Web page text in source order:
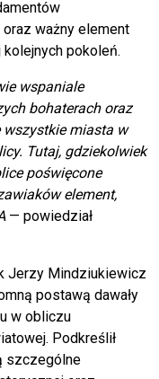
ważny element
pokoleń.
wspaniale
bohaterach oraz
wszystkie miasta w
Tutaj, gdziekolwiek
poświęcone
element,
— powiedział
Jerzy Mindziukiewicz
postawą dawały
w obliczu
Podkreślił
szczególne